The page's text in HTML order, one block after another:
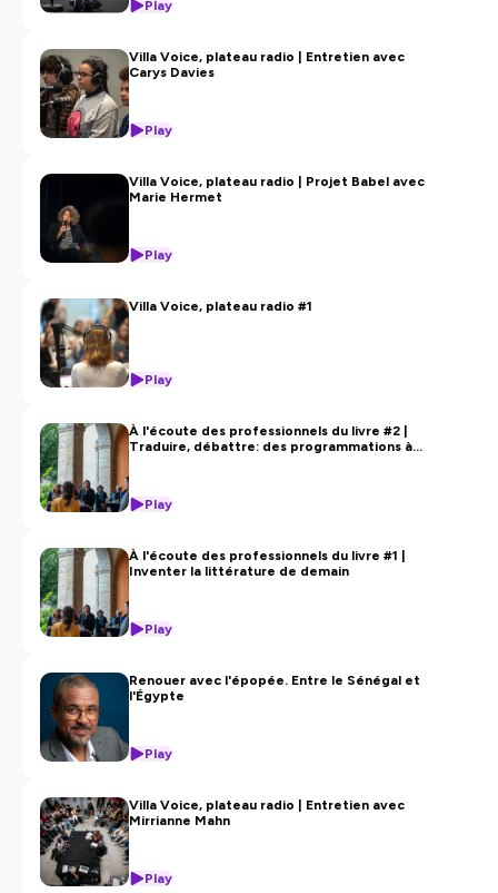
Play
Villa Voice, plateau radio | Entretien avec
Carys Davies
Play
Villa Voice, plateau radio | Projet Babel avec
Marie Hermet
Play
Villa Voice, plateau radio #1
Play
À l'écoute des professionnels du livre #2 |
Traduire, débattre: des programmations à
Play
À l'écoute des professionnels du livre #1 |
Inventer la littérature de demain
Play
Renouer avec l'épopée. Entre le Sénégal et
l'Égypte
Play
Villa Voice, plateau radio | Entretien avec
Mirrianne Mahn
Play